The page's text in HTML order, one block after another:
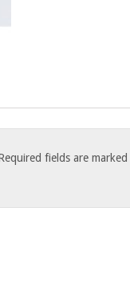
fields are marked